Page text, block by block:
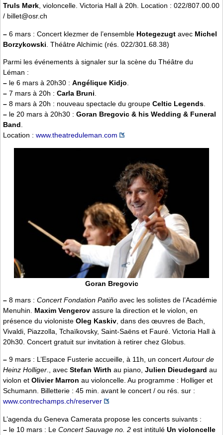
Truls Mørk, violoncelle. Victoria Hall à 20h. Location : 022/807.00.00
/ billet@osr.ch
– 6 mars : Concert klezmer de l’ensemble Hotegezugt avec Michel
Borzykowski . Théâtre Alchimic (rés. 022/301.68.38)
Parmi les événements à signaler sur la scène du Théâtre du
Léman :
– le 6 mars à 20h30 : Angélique Kidjo
– 7 mars à 20h : Carla Bruni
– 8 mars à 20h : nouveau spectacle du groupe Celtic Legends
– le 20 mars à 20h30 : Goran Bregovic & his Wedding & Funeral
Band
Location : www.theatreduleman.com
Goran Bregovic
– 8 mars : Concert Fondation Patiño avec les solistes de l’Académie
Menuhin. Maxim Vengerov assure la direction et le violon, en
présence du violoniste Oleg Kaskiv , dans des œuvres de Bach,
Vivaldi, Piazzolla, Tchaïkovsky, Saint-Saëns et Fauré. Victoria Hall à
20h30. Concert gratuit sur invitation à retirer chez Globus.
– 9 mars : L’Espace Fusterie accueille, à 11h, un concertAutour de
Heinz Holliger., avec Stefan Wirth au piano, Julien Dieudegard au
violon et Olivier Marron au violoncelle. Au programme : Holliger et
Schumann. Billetterie : 45 min. avant le concert / ou rés. sur :
www.contrechamps.ch/reserver
L’agenda du Geneva Camerata propose les concerts suivants :
– le 10 mars : Le Concert Sauvage no. 2 est intitulé Un violoncelle